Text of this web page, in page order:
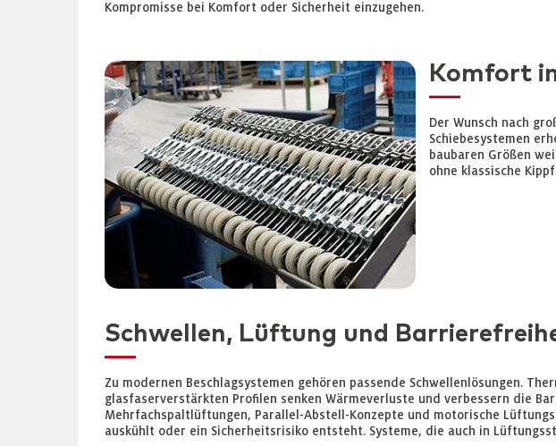
Kompromisse bei Komfort oder Sicherheit einzugehen.
Komfort
Der Wunsch nach
Schiebesystemen
baubaren Größen
ohne klassische
Schwellen, Lüftung und
Zu modernen Beschlagsystemen gehören passende Schwellenlösungen.
glasfaserverstärkten Profilen senken Wärmeverluste und verbessern die
Mehrfachspaltlüftungen, Parallel-Abstell-Konzepte und motorische
auskühlt oder ein Sicherheitsrisiko entsteht. Systeme, die auch in